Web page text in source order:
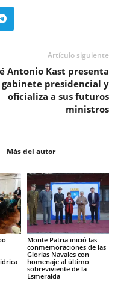
Artículo siguiente
Antonio Kast presenta
gabinete presidencial y
oficializa a sus futuros
ministros
Más del autor
Monte Patria inició las
conmemoraciones de las
Glorias Navales con
homenaje al último
sobreviviente de la
Esmeralda